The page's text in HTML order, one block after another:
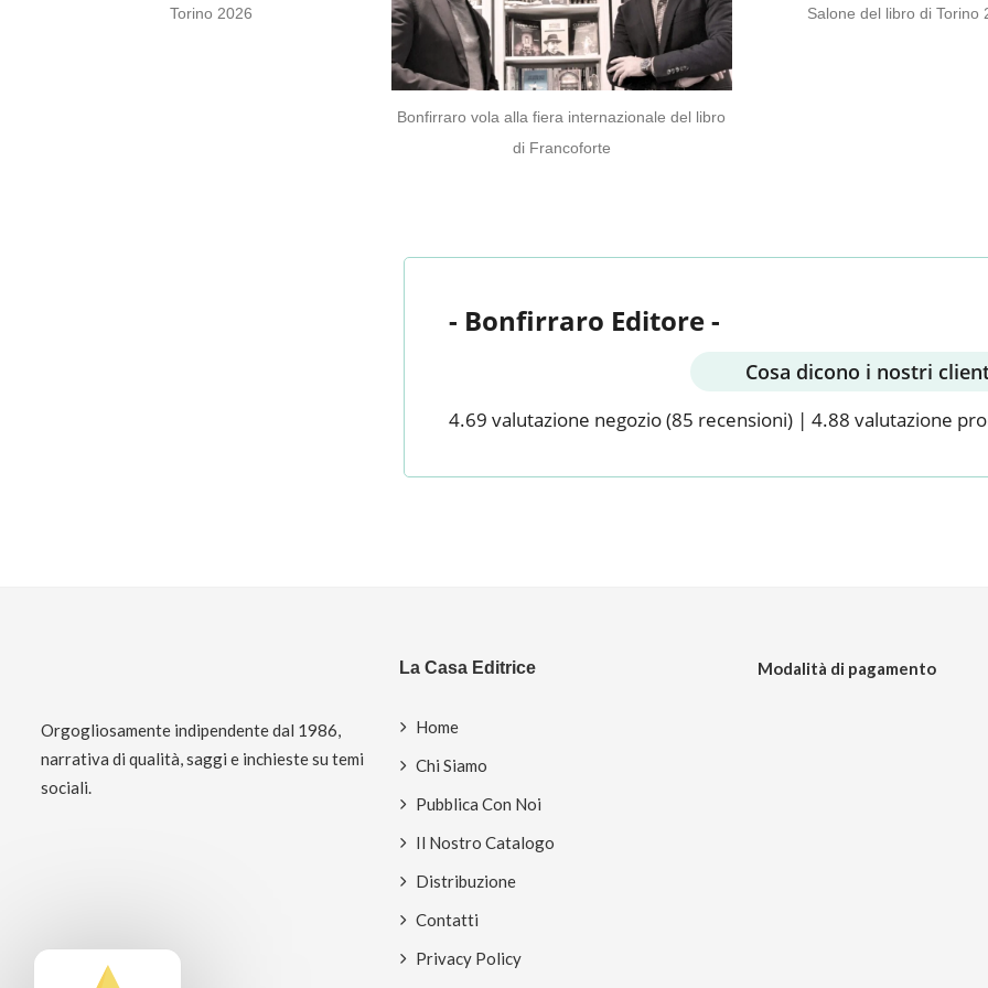
Torino 2026
Bonfirraro vola alla fiera internazionale del libro
di Francoforte
Salone del libro di Torino
- Bonfirraro Editore -
Cosa dicono i nostri
4.69 valutazione negozio(85 recensioni) | 4.88 valutazione
Orgogliosamente indipendente dal 1986,
narrativa di qualità, saggi e inchieste su temi
sociali.
La Casa Editrice
Home
Chi Siamo
Pubblica Con Noi
Il Nostro Catalogo
Distribuzione
Contatti
Privacy Policy
Modalità di pagamento